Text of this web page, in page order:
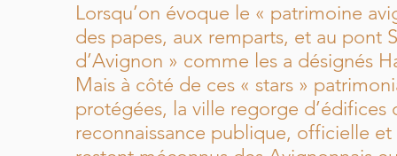
Lorsqu’on évoque le « patrimoine
des papes, aux remparts, et au pont
d’Avignon » comme les a désignés
Mais à côté de ces « stars »
protégées, la ville regorge d’édifices
reconnaissance publique, officielle